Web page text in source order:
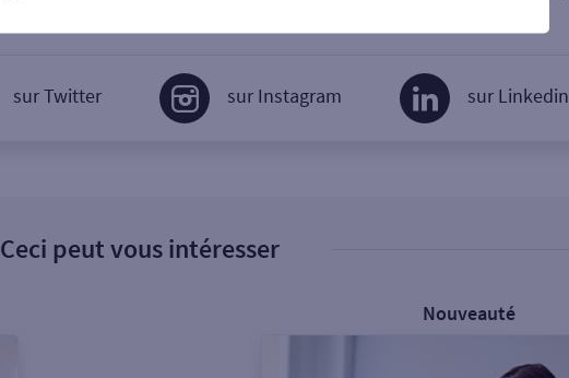
sur Twitter sur Instagram sur Linkedin
Ceci peut vous intéresser
Nouveauté